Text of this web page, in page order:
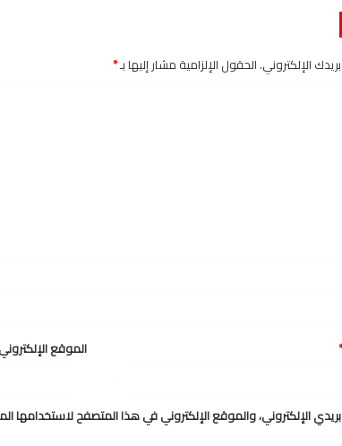
الإلكتروني.الحقول الإلزامية مشار إليها بـ*
* الموقع الإلكتروني
الإلكتروني، والموقع الإلكتروني في هذا المتصفح لاستخدامها